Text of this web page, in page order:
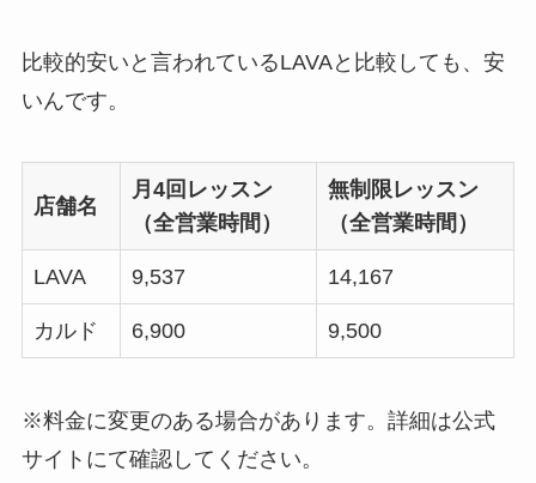
比較的安いと言われているLAVAと比較しても、安
いんです。
店舗名
月4回レッスン
（全営業時間）
無制限レッスン
（全営業時間）
LAVA 9,537 14,167
カルド 6,900 9,500
※料金に変更のある場合があります。詳細は公式
サイトにて確認してください。